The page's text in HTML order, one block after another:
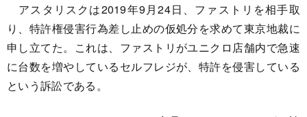
アスタリスクは2019年9月24日、ファストリを相手取
り、特許権侵害行為差し止めの仮処分を求めて東京地裁に
申し立てた。これは、ファストリがユニクロ店舗内で急速
に台数を増やしているセルフレジが、特許を侵害している
という訴訟である。